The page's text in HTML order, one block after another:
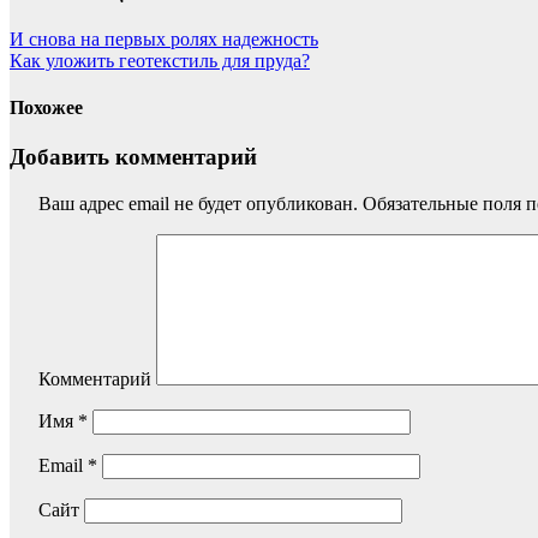
И снова на первых ролях надежность
Как уложить геотекстиль для пруда?
Похожее
Добавить комментарий
Ваш адрес email не будет опубликован. Обязательные поля
Комментарий
Имя *
Email *
Сайт